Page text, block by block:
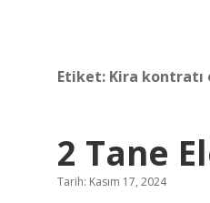
Etiket: Kira kontratı
2 Tane
Tarih: Kasım 17, 2024